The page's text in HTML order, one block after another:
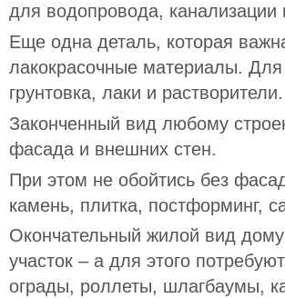
для водопровода, канализации
Еще одна деталь, которая
лакокрасочные материалы. Для
грунтовка, лаки и растворители.
Законченный вид любому
фасада и внешних стен.
При этом не обойтись без
камень, плитка, постформинг,
Окончательный жилой вид
участок – а для этого
ограды, роллеты, шлагбаумы,